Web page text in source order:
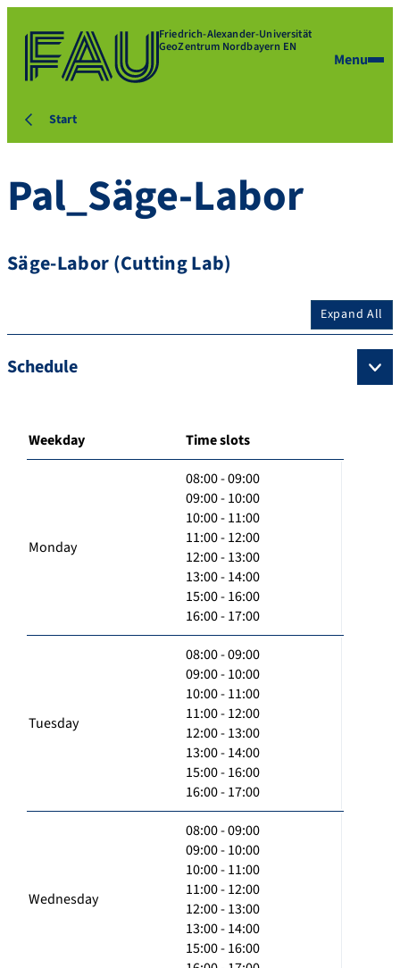
Friedrich-Alexander-Universität
GeoZentrum Nordbayern EN
Menu
Start
Pal_Säge-Labor
Säge-Labor (Cutting Lab)
Expand All
Schedule
Weekday Time slots
Monday
08:00 - 09:00
09:00 - 10:00
10:00 - 11:00
11:00 - 12:00
12:00 - 13:00
13:00 - 14:00
15:00 - 16:00
16:00 - 17:00
Tuesday
08:00 - 09:00
09:00 - 10:00
10:00 - 11:00
11:00 - 12:00
12:00 - 13:00
13:00 - 14:00
15:00 - 16:00
16:00 - 17:00
Wednesday
08:00 - 09:00
09:00 - 10:00
10:00 - 11:00
11:00 - 12:00
12:00 - 13:00
13:00 - 14:00
15:00 - 16:00